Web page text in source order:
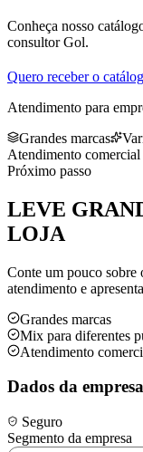
Conheça nosso
consultor Gol.
Quero receber o
Atendimento para
Grandes marcas
Atendimento comercial
Próximo passo
LEVE
LOJA
Conte um pouco sobre
atendimento e
Grandes marcas
Mix para diferentes
Atendimento
Dados da empresa
Seguro
Segmento da empresa